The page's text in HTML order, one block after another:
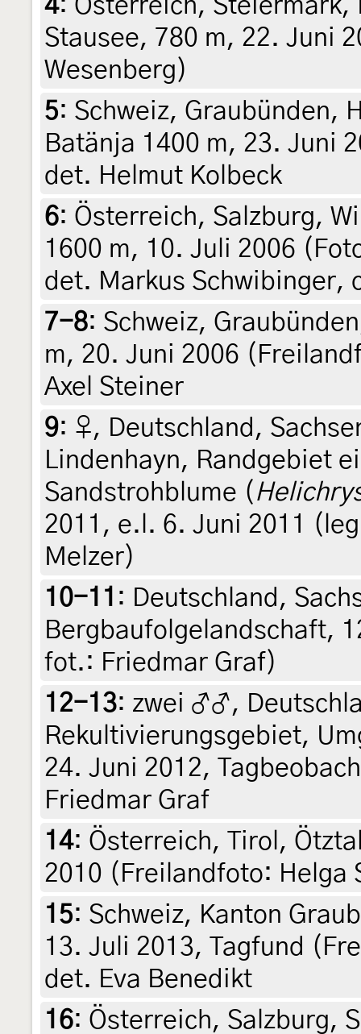
4: Österreich,
Stausee, 780 m, 22. Juni
Wesenberg)
5: Schweiz, Graubünden,
Batänja 1400 m, 23. Juni
det. Helmut Kolbeck
6: Österreich, Salzburg,
1600 m, 10. Juli 2006
det. Markus Schwibinger,
7-8: Schweiz,
m, 20. Juni 2006
Axel Steiner
9: ♀, Deutschland,
Lindenhayn, Randgebiet
Sandstrohblume (
2011, e.l. 6. Juni 2011
Melzer)
10-11 : Deutschland,
Bergbaufolgelandschaft,
fot.: Friedmar Graf)
12-13: zwei ♂♂,
Rekultivierungsgebiet,
24. Juni 2012,
Friedmar Graf
14: Österreich, Tirol,
2010 (Freilandfoto: Helga
15: Schweiz, Kanton
13. Juli 2013, Tagfund
det. Eva Benedikt
16: Österreich, Salzburg,